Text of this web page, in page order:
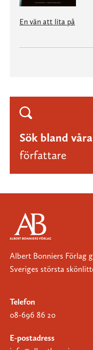
En vän att lita på
Sök bland våra
författare
Albert Bonniers Förlag
Sveriges största
Telefon
08-696 86 20
E-postadress